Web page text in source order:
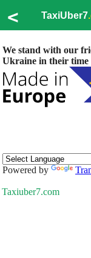
< TaxiUber7
We stand with our
Ukraine in their time
Powered by
Taxiuber7.com